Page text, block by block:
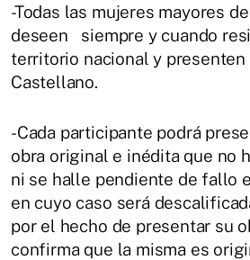
-Todas las mujeres mayores
deseen siempre y cuando
territorio nacional y presenten
Castellano.
-Cada participante podrá
obra original e inédita que no
ni se halle pendiente de fallo
en cuyo caso será
por el hecho de presentar su
confirma que la misma es